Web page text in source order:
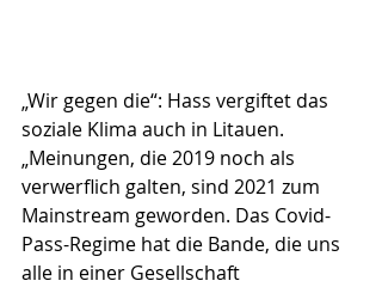
„Wir gegen die“: Hass vergiftet das
soziale Klima auch in Litauen.
„Meinungen, die 2019 noch als
verwerflich galten, sind 2021 zum
Mainstream geworden. Das Covid-
Pass-Regime hat die Bande, die uns
alle in einer Gesellschaft